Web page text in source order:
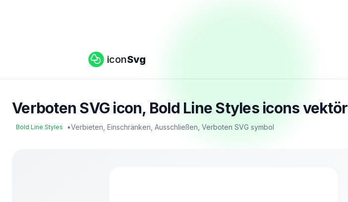
iconSvg
Verboten SVG icon, Bold Line Styles icons vektör
Bold Line Styles •Verbieten, Einschränken, Ausschließen, Verboten SVG symbol